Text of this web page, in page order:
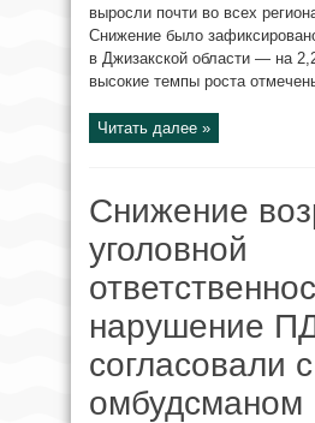
выросли почти во всех
Снижение было
в Джизакской области — на
высокие темпы роста
Читать далее »
Снижение
уголовной
нарушение
согласовали
омбудсманом